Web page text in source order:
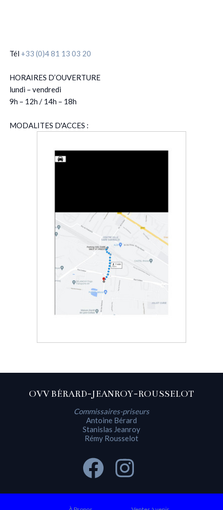
Tél +33 (0)4 81 13 03 20
HORAIRES D’OUVERTURE
lundi – vendredi
9h – 12h / 14h – 18h
MODALITES D'ACCES :
OVV BÉRARD-JEANROY-ROUSSELOT
Commissaires-priseurs
Antoine Bérard
Stanislas Jeanroy
Rémy Rousselot